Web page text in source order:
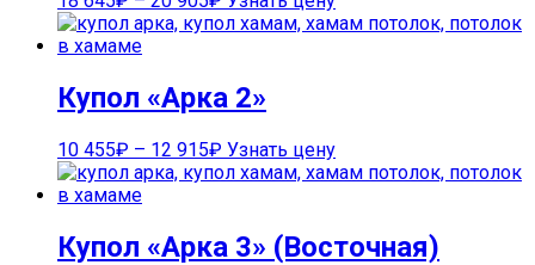
Купол «Арка 2»
10 455₽ – 12 915₽ Узнать цену
Купол «Арка 3» (Восточная)